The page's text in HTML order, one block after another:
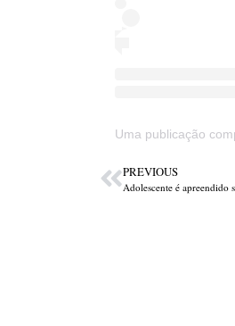
Uma publicação
PREVIOUS